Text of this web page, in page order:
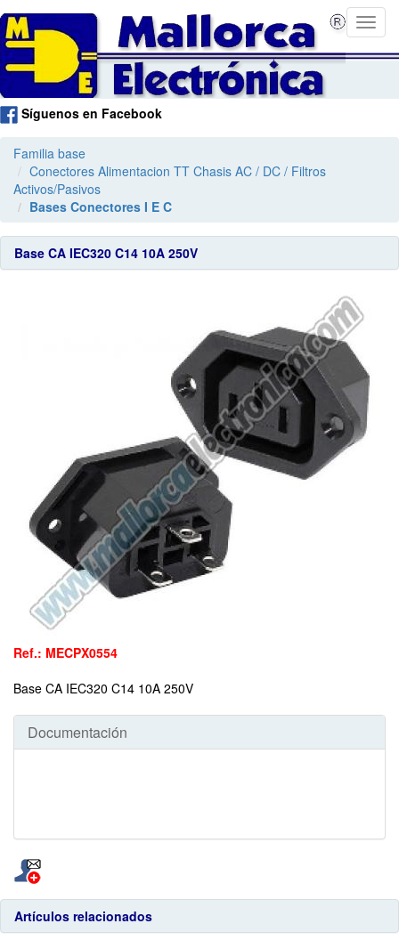
Síguenos en Facebook
Familia base
Conectores Alimentacion TT Chasis AC / DC / Filtros
Activos/Pasivos
Bases Conectores I E C
Base CA IEC320 C14 10A 250V
Ref.: MECPX0554
Base CA IEC320 C14 10A 250V
Documentación
Artículos relacionados